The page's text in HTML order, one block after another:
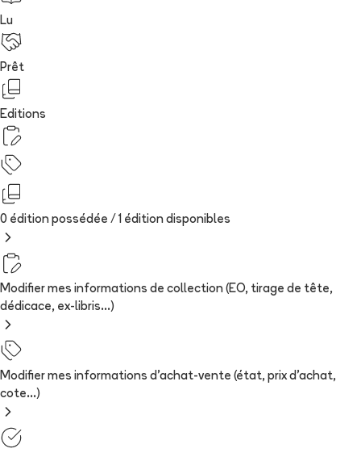
Lu
Prêt
Editions
0 édition possédée / 1 édition disponibles
Modifier mes informations de collection (EO, tirage de tête,
dédicace, ex-libris...)
Modifier mes informations d'achat-vente (état, prix d'achat,
cote...)